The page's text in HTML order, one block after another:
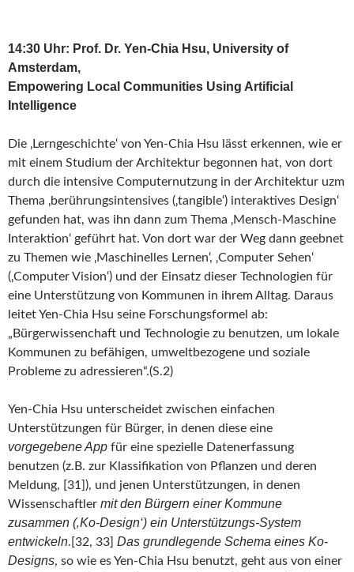
14:30 Uhr: Prof. Dr. Yen-Chia Hsu, University of
Amsterdam,
Empowering Local Communities Using Artificial
Intelligence
Die ‚Lerngeschichte‘ von Yen-Chia Hsu lässt erkennen, wie er
mit einem Studium der Architektur begonnen hat, von dort
durch die intensive Computernutzung in der Architektur uzm
Thema ‚berührungsintensives (‚tangible‘) interaktives Design‘
gefunden hat, was ihn dann zum Thema ‚Mensch-Maschine
Interaktion‘ geführt hat. Von dort war der Weg dann geebnet
zu Themen wie ‚Maschinelles Lernen‘, ‚Computer Sehen‘
(‚Computer Vision‘) und der Einsatz dieser Technologien für
eine Unterstützung von Kommunen in ihrem Alltag. Daraus
leitet Yen-Chia Hsu seine Forschungsformel ab:
„Bürgerwissenchaft und Technologie zu benutzen, um lokale
Kommunen zu befähigen, umweltbezogene und soziale
Probleme zu adressieren“.(S.2)
Yen-Chia Hsu unterscheidet zwischen einfachen
Unterstützungen für Bürger, in denen diese eine
vorgegebene App für eine spezielle Datenerfassung
benutzen (z.B. zur Klassifikation von Pflanzen und deren
Meldung, [31]), und jenen Unterstützungen, in denen
Wissenschaftler mit den Bürgern einer Kommune
zusammen (‚Ko-Design‘) ein Unterstützungs-System
entwickeln. [32, 33] Das grundlegende Schema eines Ko-
Designs, so wie es Yen-Chia Hsu benutzt, geht aus von einer